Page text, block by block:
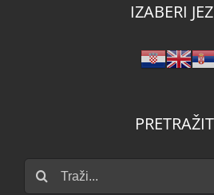
IZABERI
Traži...